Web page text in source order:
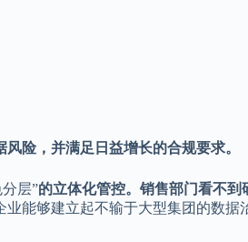
险，并满足日益增长的合规要求。
层”的立体化管控。销售部门看不
能够建立起不输于大型集团的数据